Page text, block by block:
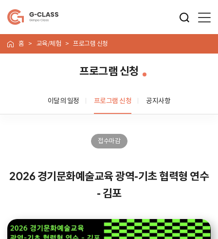
홈 교육/체험 프로그램 신청
프로그램 신청
이달의 일정 프로그램 신청 공지사항
접수마감
2026 경기문화예술교육 광역-기초 협력형 연수
- 김포